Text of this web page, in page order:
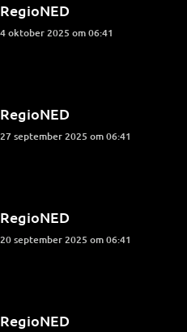
RegioNED
4 oktober 2025 om 06:41
RegioNED
27 september 2025 om 06:41
RegioNED
20 september 2025 om 06:41
RegioNED